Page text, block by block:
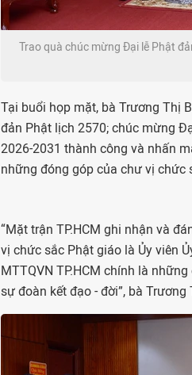
Trao quà chúc mừng Đại lễ Phật
Tại buổi họp mặt, bà Trương Thị
đản Phật lịch 2570; chúc mừng
2026-2031 thành công và nhấn
những đóng góp của chư vị chức
“Mặt trận TP.HCM ghi nhận và
vị chức sắc Phật giáo là Ủy viên
MTTQVN TP.HCM chính là
sự đoàn kết đạo - đời”, bà